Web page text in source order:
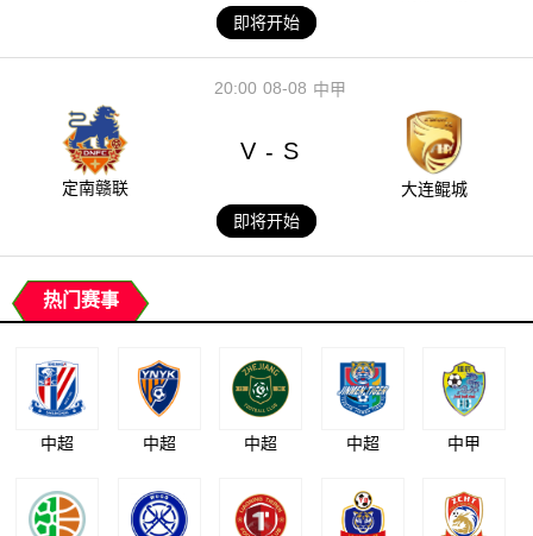
即将开始
08-08
20:00 中甲
定南赣联
V - S
大连鲲城
即将开始
热门赛事
中超 中超 中超 中超 中甲